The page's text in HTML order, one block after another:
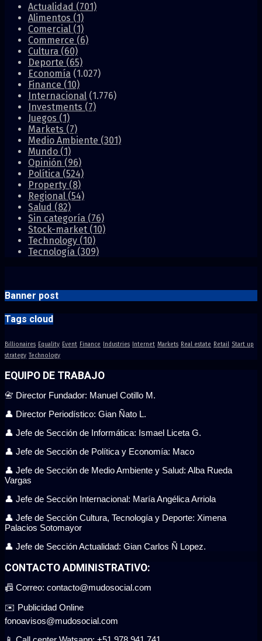
Actualidad (701)
Alimentos (1)
Comercial (1)
Commerce (6)
Cultura (60)
Deporte (65)
Economía (1.027)
Finance (10)
Internacional (1.776)
Investments (7)
Juegos (1)
Markets (7)
Medio Ambiente (301)
Mundo (1)
Opinión (96)
Política (524)
Property (8)
Regional (54)
Salud (82)
Sin categoría (76)
Stock-market (10)
Technology (10)
Tecnología (309)
Banner post
Tags cloud
Billionaires Equality Event Finance Industries Internet Markets Real estate Retail Start up
strategy Technology
EQUIPO DE TRABAJO
📇 Director Fundador: Manuel Cotillo M.
👤 Director Periodístico: Gian Ñato L.
👤 Jefe de Sección de Informática: Ismael Liceta G.
👤 Jefe de Sección de Política y Economía: Maco
👤 Jefe de Sección de Medio Ambiente y Salud: Alba Rueda
Vargas
👤 Jefe de Sección Internacional: María Angélica Arriola
👤 Jefe de Sección Cultura, Tecnología y Deporte: Ximena
Palacios Sotomayor
👤 Jefe de Sección Actualidad: Gian Carlos Ñ Lopez.
CONTACTO ADMINISTRATIVO:
📠 Correo: contacto@mudosocial.com
✉️ Publicidad Online
fonoavisos@mudosocial.com